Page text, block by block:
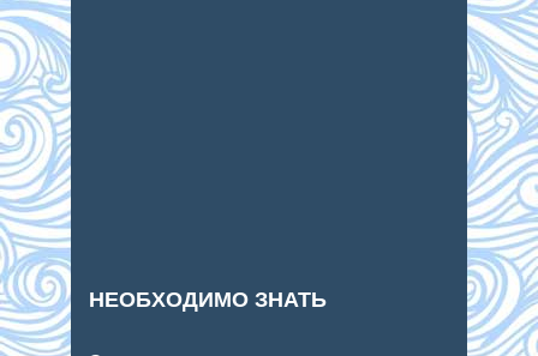
НЕОБХОДИМО ЗНАТЬ